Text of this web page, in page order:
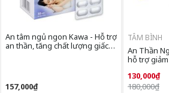
THÀNH PHẦN CỦA
An tâm ngủ ngon Kawa - Hỗ trợ
an thần, tăng chất lượng giấc
157,000₫
TÂM BÌNH
An Thần
hỗ trợ
ngủ
130,000₫
180,000₫